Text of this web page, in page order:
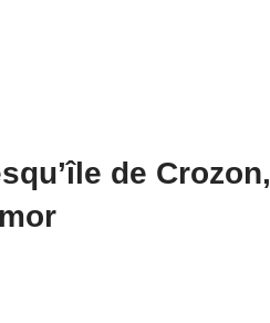
de Crozon,